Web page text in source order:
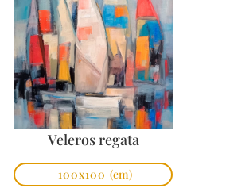
Veleros regata
100x100 (cm)